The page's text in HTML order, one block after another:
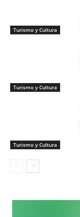
Turismo y Cultura
Turismo y Cultura
Turismo y Cultura